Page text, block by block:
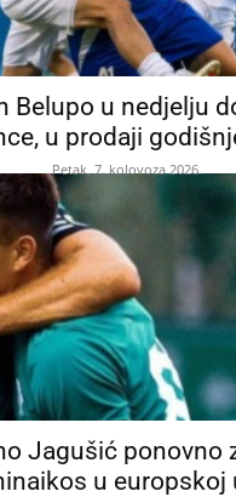
Belupo u nedjelju
u prodaji
Petak, 7. kolovoza 2026.
Jagušić ponovno
u europskoj